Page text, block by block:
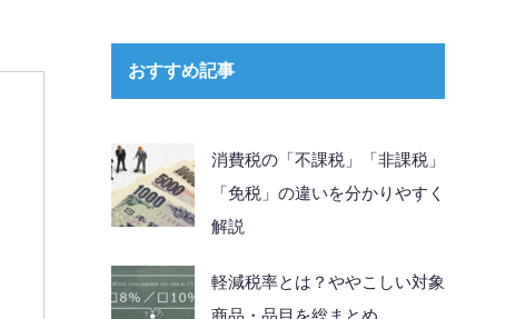
おすすめ記事
消費税の「不課税」「非課税」
「免税」の違いを分かりやすく
解説
軽減税率とは？ややこしい対象
商品・品目を総まとめ